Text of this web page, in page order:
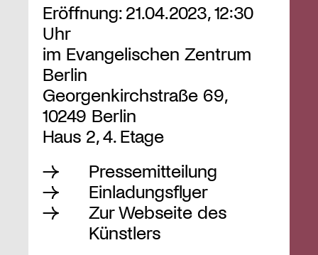
Eröffnung: 21.04.2023, 12:30
Uhr
im Evangelischen Zentrum
Berlin
Georgenkirchstraße 69,
10249 Berlin
Haus 2, 4. Etage
Pressemitteilung
Einladungsflyer
Zur Webseite des
Künstlers